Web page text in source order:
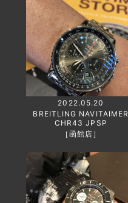
2022.05.20
BREITLING NAVITAIMER
CHR43 JPSP
［函館店］